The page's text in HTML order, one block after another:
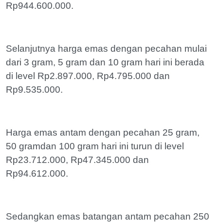
Rp944.600.000.
Selanjutnya harga emas dengan pecahan mulai
dari 3 gram, 5 gram dan 10 gram hari ini berada
di level Rp2.897.000, Rp4.795.000 dan
Rp9.535.000.
Harga emas antam dengan pecahan 25 gram,
50 gramdan 100 gram hari ini turun di level
Rp23.712.000, Rp47.345.000 dan
Rp94.612.000.
Sedangkan emas batangan antam pecahan 250